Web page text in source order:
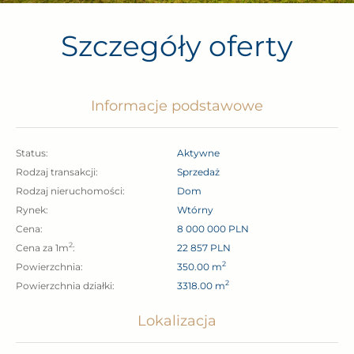
– łazienka,
– 3 sypialnie,
Poddasze:
– pokój,
– łazienka z toaletą,
– pomieszczenie „magazynowe”.
Garaż:
– dwustanowiskowy połączony bezpośrednio z domem.
Szczegóły oferty
Informacje podstawowe
Status:
Aktywne
Rodzaj transakcji:
sprzedaż
Rodzaj nieruchomości:
Dom
Rynek:
wtórny
Cena:
8 000 000 PLN
Cena za 1m2:
22 857 PLN
Powierzchnia:
350.00 m2
Powierzchnia działki: 3318.00 m2
Lokalizacja